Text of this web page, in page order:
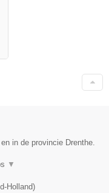
in de provincie Drenthe.
▼
Holland)